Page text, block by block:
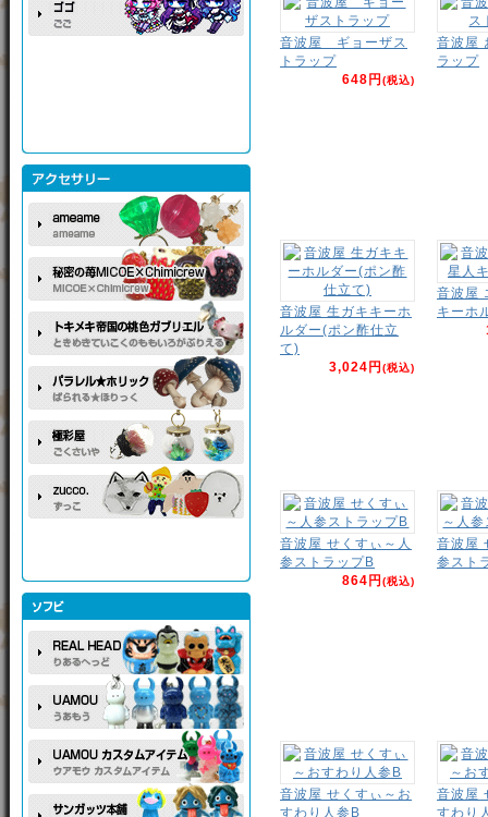
音波屋 ギョーザス
トラップ
648円(税込)
音波屋
ラップ
音波屋 生ガキキーホ
ルダー(ポン酢仕立
て)
3,024円(税込)
音波屋
キーホ
音波屋 せくすぃ～人
参ストラップB
864円(税込)
音波屋
参スト
音波屋 せくすぃ～お
すわり人参B
音波屋
すわり